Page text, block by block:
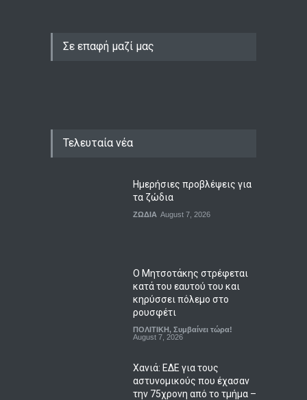
Σε επαφή μαζί μας
Τελευταία νέα
Ημερήσιες προβλέψεις για
τα ζώδια
ΖΩΔΙΑ August 7, 2026
Ο Μητσοτάκης στρέφεται
κατά του εαυτού του και
κηρύσσει πόλεμο στο
ρουσφέτι
ΠΟΛΙΤΙΚΗ, Συμβαίνει τώρα!
August 7, 2026
Χανιά: ΕΔΕ για τους
αστυνομικούς που έχασαν
την 75χρονη από το τμήμα –